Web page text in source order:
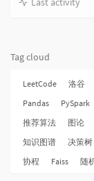
Tag cloud
LeetCode 洛谷
Pandas
PySpark
推荐算法
图论
知识图谱
决策树
协程
Faiss 随